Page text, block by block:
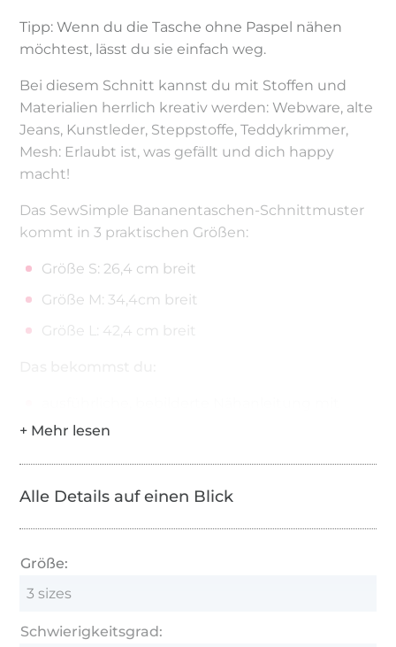
Tipp: Wenn du die Tasche ohne Paspel nähen
möchtest, lässt du sie einfach weg.
Bei diesem Schnitt kannst du mit Stoffen und
Materialien herrlich kreativ werden: Webware, alte
Jeans, Kunstleder, Steppstoffe, Teddykrimmer,
Mesh: Erlaubt ist, was gefällt und dich happy
macht!
Das SewSimple Bananentaschen-Schnittmuster
kommt in 3 praktischen Größen:
Größe S: 26,4 cm breit
Größe M: 34,4cm breit
Größe L: 42,4 cm breit
allen Schnittgrößen in DIN A4 und DIN A0
Das ist im SewSimple Bananentaschen-eBook
auf DIN A4
Schnittmuster mit Ebenen-Funktion,
mehrfarbig, auf Din A4 & A0
Alle Details auf einen Blick
Größe:
3 sizes
Schwierigkeitsgrad: